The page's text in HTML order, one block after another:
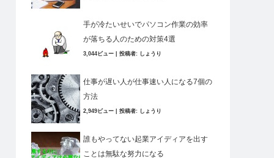
手が冷たいせいでパソコン作業の効率
が落ちる人のための対策4選
3,044ビュー 投稿者: しょうり
仕事が遅い人が仕事速い人になる7個の
方法
2,949ビュー 投稿者: しょうり
誰もやってない起業アイディアを出す
ことは無駄な努力になる